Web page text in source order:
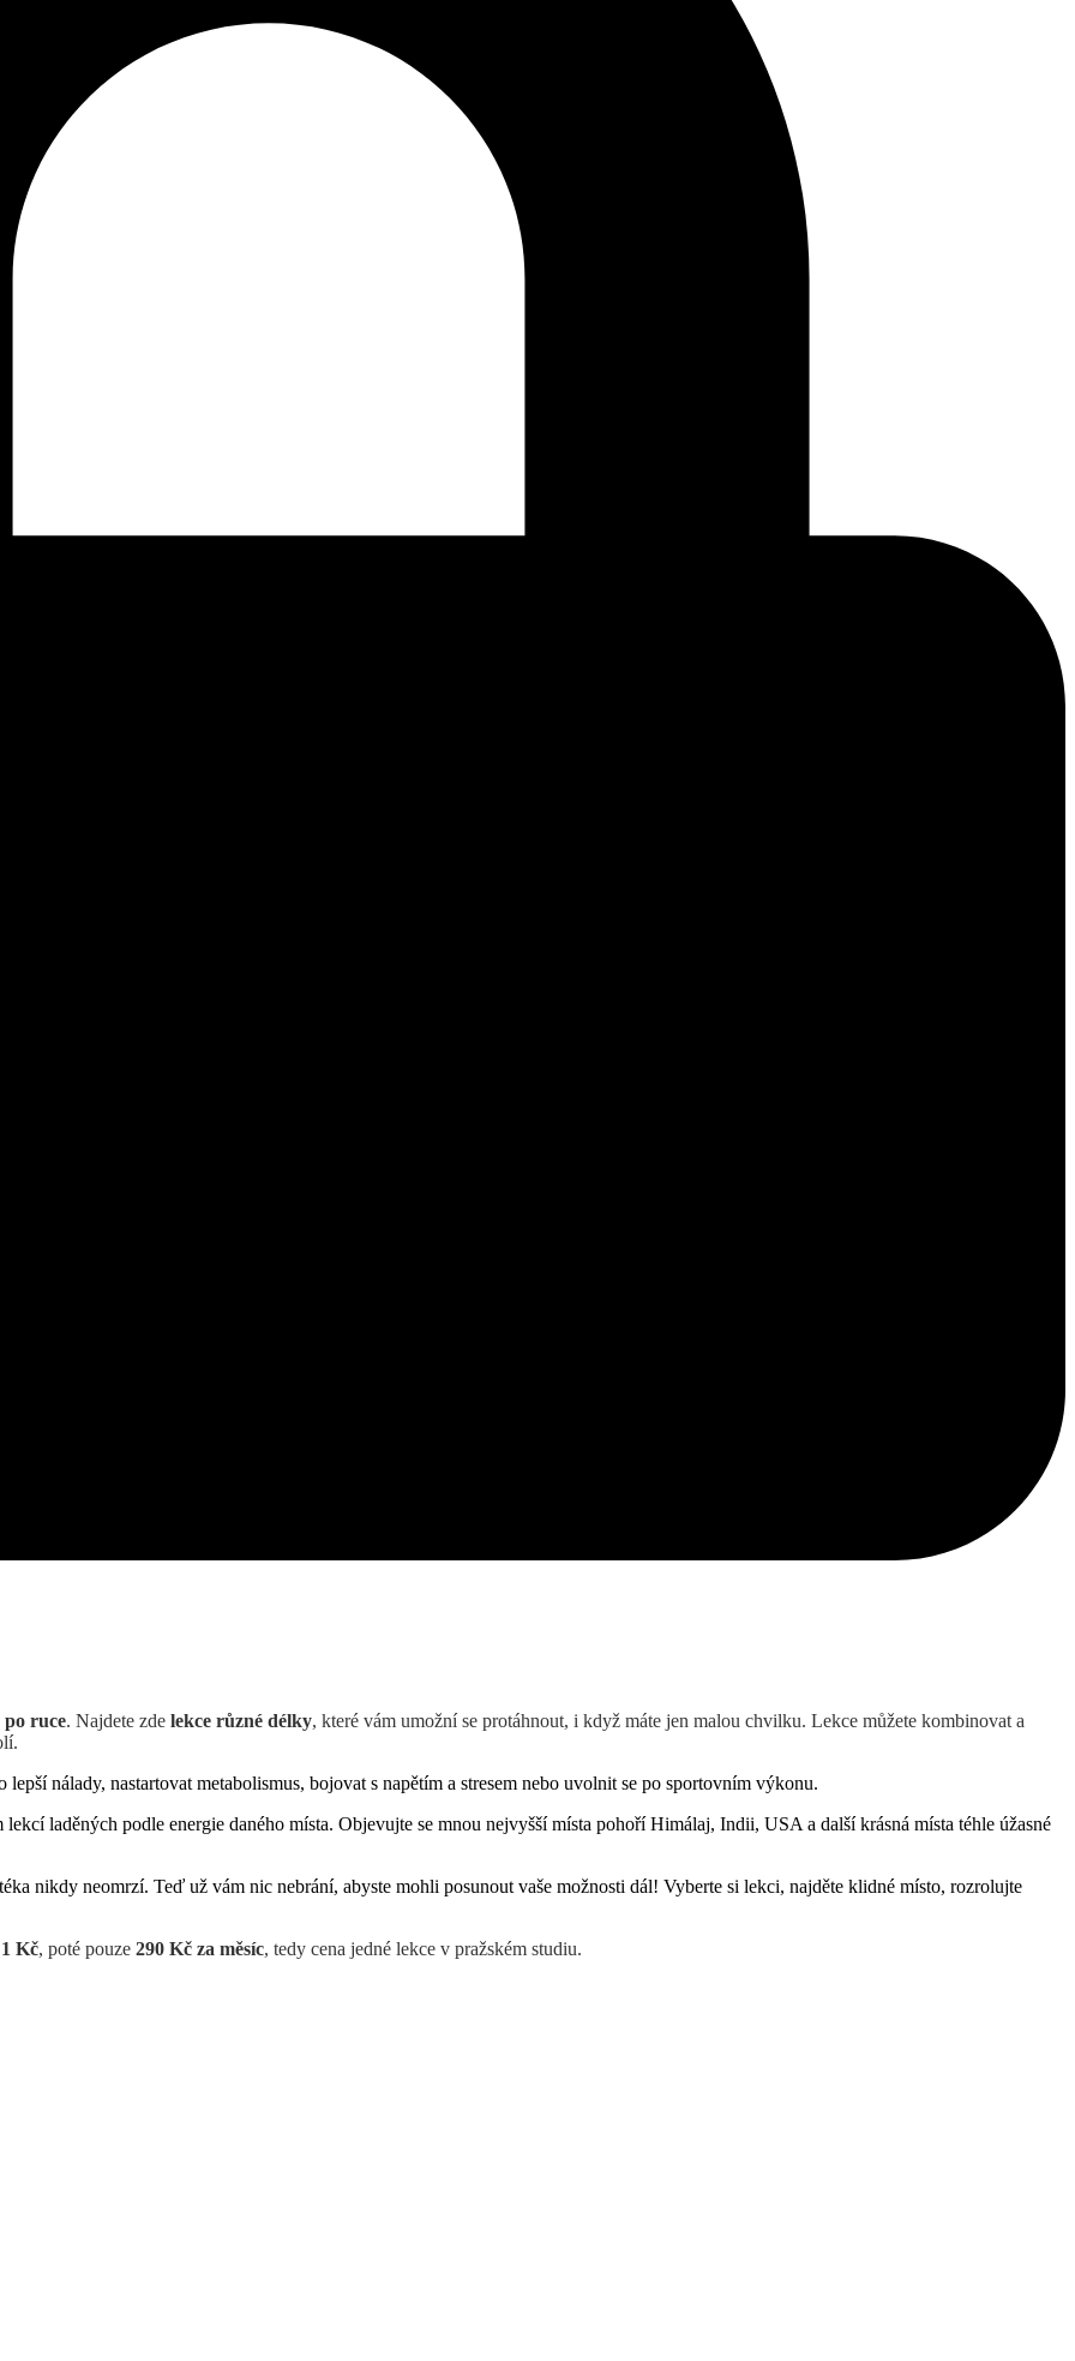
ruce. Najdete zde lekce různé délky, které vám umožní se protáhnout, i když máte jen malou chvilku. Lekce můžete kombinovat a
lepší nálady, nastartovat metabolismus, bojovat s napětím a stresem nebo uvolnit se po sportovním výkonu.
laděných podle energie daného místa. Objevujte se mnou nejvyšší místa pohoří Himálaj, Indii, USA a další krásná místa téhle úžasné
nikdy neomrzí. Teď už vám nic nebrání, abyste mohli posunout vaše možnosti dál! Vyberte si lekci, najděte klidné místo, rozrolujte
Kč, poté pouze 290 Kč za měsíc, tedy cena jedné lekce v pražském studiu.